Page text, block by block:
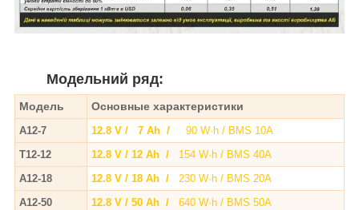
Модельний ряд:
Модель Основные характеристики
А12-7 12.8 V / 7 Ah / 90 W·h / BMS 10A
T12-12
12.8 V / 12 Ah / 154 W·h / BMS 40A
A12-18
12.8 V / 18 Ah / 230 W·h / BMS 20A
A12-50
12.8 V / 50 Ah / 640 W·h / BMS 50A